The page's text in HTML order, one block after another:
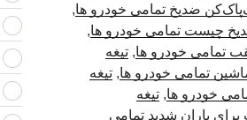
ضدیخ تمامی خودرو ها,
چیست تمامی خودرو ها,
تمامی خودرو ها, تیغه
تمامی خودرو ها, تیغه
خودرو ها, تیغه
باران شدید تمامی